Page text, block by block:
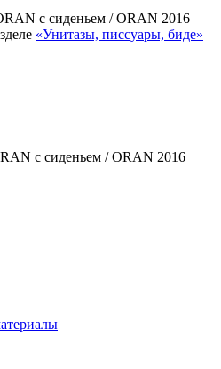
с сиденьем / ORAN 2016
«Унитазы, писсуары, биде»
с сиденьем / ORAN 2016